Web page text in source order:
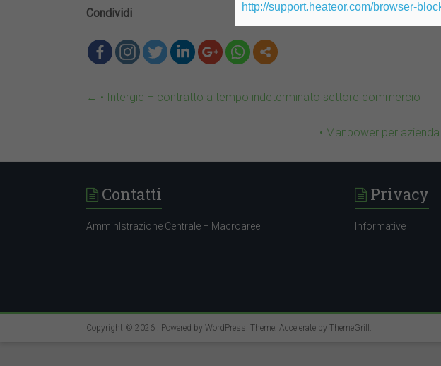
Il nostro candidato ideale possiede i seguenti requisiti:
Condividi
← • Intergic – contratto a tempo indeterminato settore commercio
• Manpower per
Contatti
AmminIstrazione Centrale – Macroaree
Privacy
Informative
Copyright © 2026 . Powered by WordPress. Theme: Accelerate by ThemeGrill .
http://support.heateor.com/browser-